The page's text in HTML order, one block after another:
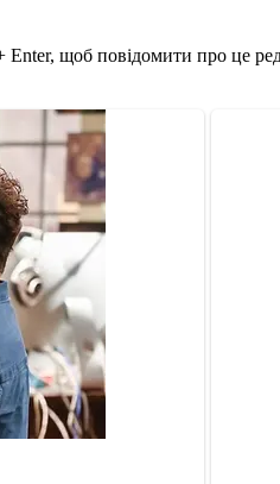
Enter, щоб повідомити про це